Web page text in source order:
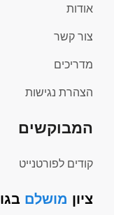
אודות
צור קשר
מדריכים
הצהרת נגישות
המבוקשים
קודים לפורטנייט
ציון מושלם